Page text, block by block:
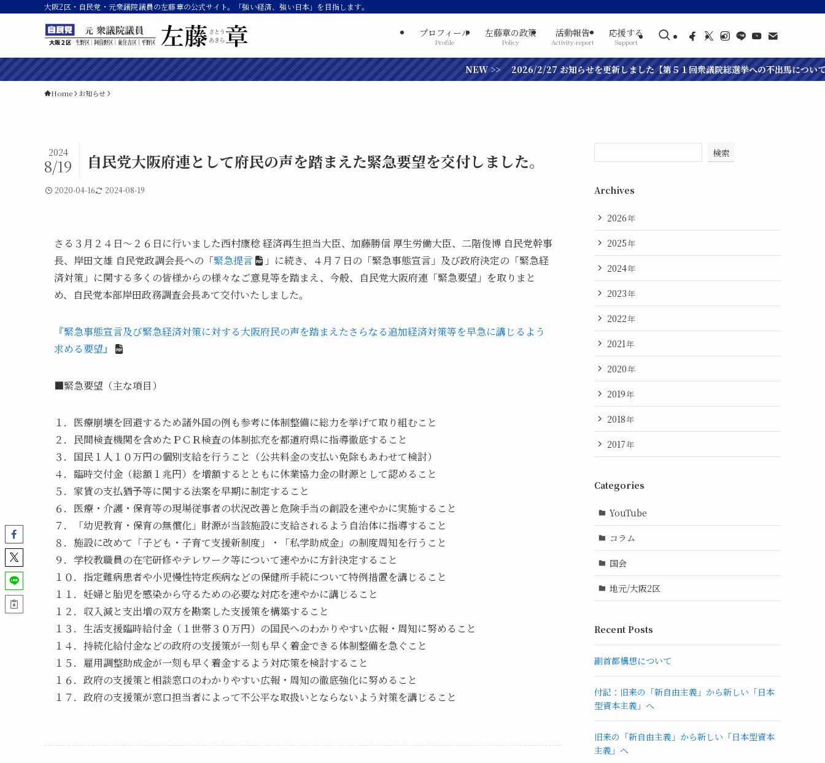
大阪2区・自民党・元衆議院議員の左藤章の公式サイト。「強い経済、強い日本」を目指します。
プロフィール
Profile
左藤章の政策
Policy
活動報告
Activity-report
応援する
Support
NEW >> 2026/2/27 お知らせを更新しました【第５１回衆議院総選挙への不出馬について】
Home お知らせ
自民党大阪府連として府民の声を踏まえた緊急要望を交付しました。
2024
8/19
2020-04-16 2024-08-19
さる３月２４日～２６日に行いました西村康稔 経済再生担当大臣、加藤勝信 厚生労働大臣、二階俊博 自民党幹事
長、岸田文雄 自民党政調会長への「緊急提言
」に続き、４月７日の「緊急事態宣言」及び政府決定の「緊急経
済対策」に関する多くの皆様からの様々なご意見等を踏まえ、今般、自民党大阪府連「緊急要望」を取りまと
め、自民党本部岸田政務調査会長あて交付いたしました。
『緊急事態宣言及び緊急経済対策に対する大阪府民の声を踏まえたさらなる追加経済対策等を早急に講じるよう
求める要望』
■緊急要望（主な項目）
１．医療崩壊を回避するため諸外国の例も参考に体制整備に総力を挙げて取り組むこと
２．民間検査機関を含めたＰＣＲ検査の体制拡充を都道府県に指導徹底すること
３．国民１人１０万円の個別支給を行うこと（公共料金の支払い免除もあわせて検討）
４．臨時交付金（総額１兆円）を増額するとともに休業協力金の財源として認めること
５．家賃の支払猶予等に関する法案を早期に制定すること
６．医療・介護・保育等の現場従事者の状況改善と危険手当の創設を速やかに実施すること
７．「幼児教育・保育の無償化」財源が当該施設に支給されるよう自治体に指導すること
８．施設に改めて「子ども・子育て支援新制度」・「私学助成金」の制度周知を行うこと
９．学校教職員の在宅研修やテレワーク等について速やかに方針決定すること
１０．指定難病患者や小児慢性特定疾病などの保健所手続について特例措置を講じること
１１．妊婦と胎児を感染から守るための必要な対応を速やかに講じること
１２．収入減と支出増の双方を勘案した支援策を構築すること
１３．生活支援臨時給付金（１世帯３０万円）の国民へのわかりやすい広報・周知に努めること
１４．持続化給付金などの政府の支援策が一刻も早く着金できる体制整備を急ぐこと
１５．雇用調整助成金が一刻も早く着金するよう対応策を検討すること
１６．政府の支援策と相談窓口のわかりやすい広報・周知の徹底強化に努めること
１７．政府の支援策が窓口担当者によって不公平な取扱いとならないよう対策を講じること
検索
Archives
2026年
2025年
2024年
2023年
2022年
2021年
2020年
2019年
2018年
2017年
Categories
YouTube
コラム
国会
地元/大阪2区
Recent Posts
副首都構想について
付記：旧来の「新自由主義」から新しい「日本
型資本主義」へ
旧来の「新自由主義」から新しい「日本型資本
主義」へ